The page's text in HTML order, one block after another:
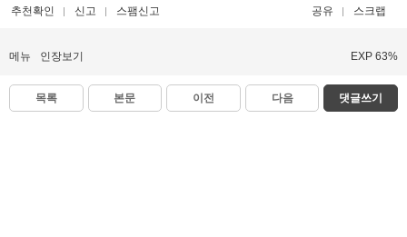
추천확인 신고 스팸신고 공유 스크랩
메뉴 인장보기 EXP 63%
목록 본문 이전 다음 댓글쓰기